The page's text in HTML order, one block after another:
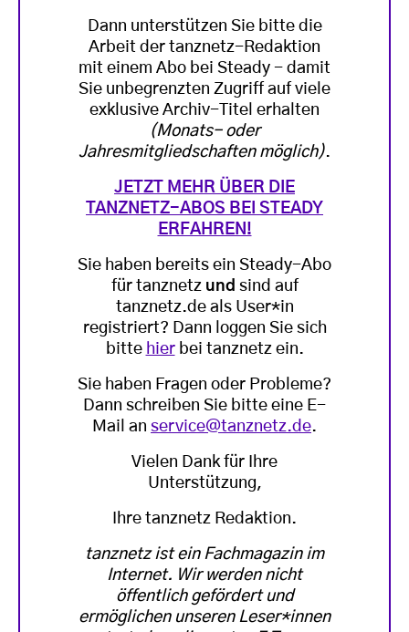
Dann unterstützen Sie bitte die
Arbeit der tanznetz-Redaktion
mit einem Abo bei Steady - damit
Sie unbegrenzten Zugriff auf viele
exklusive Archiv-Titel erhalten
(Monats- oder
Jahresmitgliedschaften möglich).
JETZT MEHR ÜBER DIE
TANZNETZ-ABOS BEI STEADY
ERFAHREN!
Sie haben bereits ein Steady-Abo
für tanznetz und sind auf
tanznetz.de als User*in
registriert? Dann loggen Sie sich
bitte hierbei tanznetz ein.
Sie haben Fragen oder Probleme?
Dann schreiben Sie bitte eine E-
Mail an service@tanznetz.de.
Vielen Dank für Ihre
Unterstützung,
Ihre tanznetz Redaktion.
tanznetz ist ein Fachmagazin im
Internet. Wir werden nicht
öffentlich gefördert und
ermöglichen unseren Leser*innen